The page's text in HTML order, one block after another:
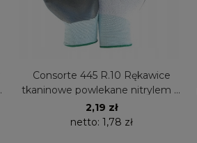
Consorte 445 R.10 Rękawice
tkaninowe powlekane nitrylem -1
para
2,19 zł
netto: 1,78 zł